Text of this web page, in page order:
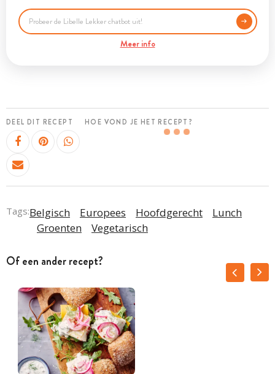
Meer info
DEEL DIT RECEPT HOE VOND JE HET RECEPT?
Tags:Belgisch Europees Hoofdgerecht
Lunch
Groenten
Vegetarisch
Of een ander recept?